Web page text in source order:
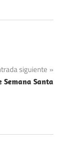
siguiente
Semana Santa